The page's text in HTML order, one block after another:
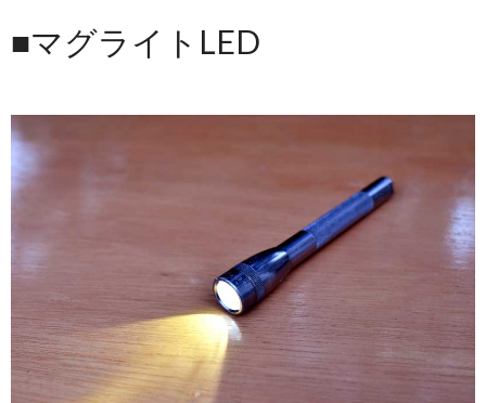
■マグライトLED